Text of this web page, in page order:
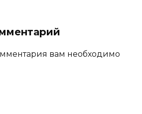
вам необходимо